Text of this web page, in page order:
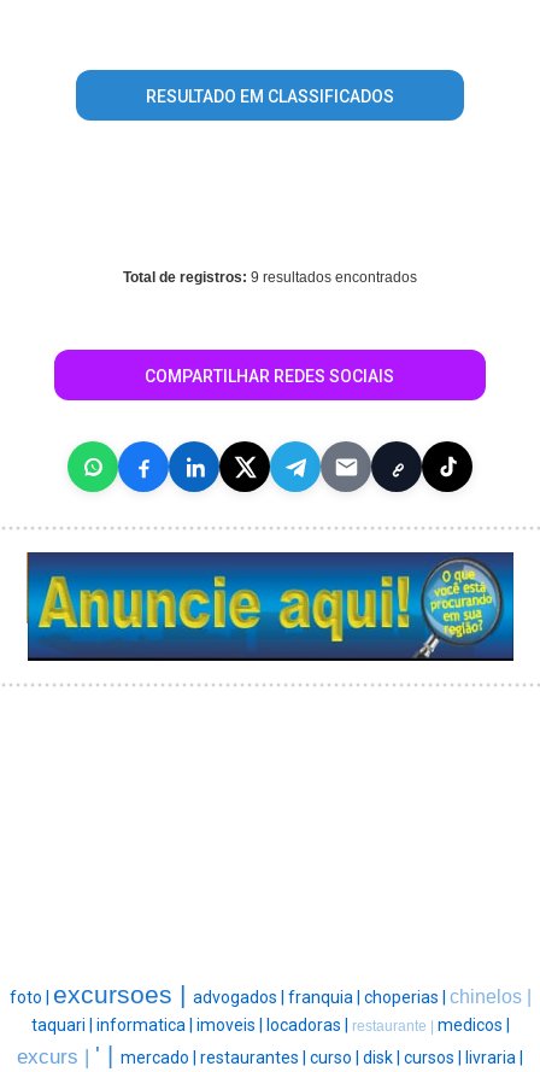
RESULTADO EM CLASSIFICADOS
Total de registros: 9 resultados encontrados
COMPARTILHAR REDES SOCIAIS
foto | excursoes | advogados | franquia | choperias | chinelos |
taquari | informatica | imoveis | locadoras | restaurante | medicos |
excurs | ' | mercado | restaurantes | curso | disk | cursos | livraria |